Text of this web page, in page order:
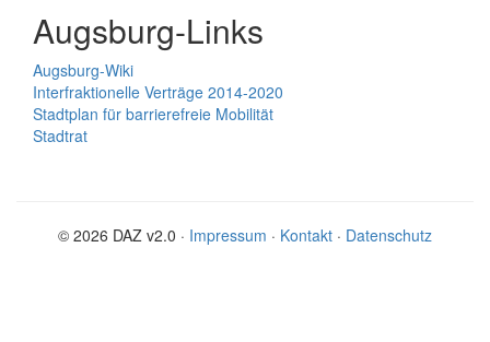
Augsburg-Links
Augsburg-Wiki
Interfraktionelle Verträge 2014-2020
Stadtplan für barrierefreie Mobilität
Stadtrat
© 2026 DAZ v2.0 · Impressum · Kontakt · Datenschutz